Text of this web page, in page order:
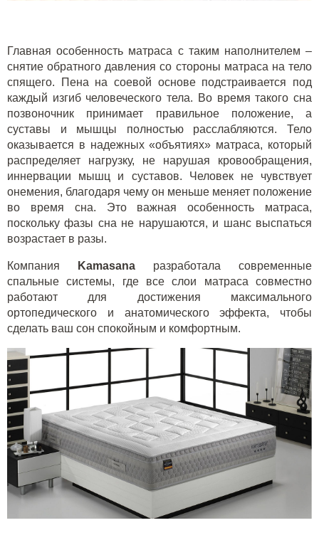
Главная особенность матраса с таким наполнителем –
снятие обратного давления со стороны матраса на тело
спящего. Пена на соевой основе подстраивается под
каждый изгиб человеческого тела. Во время такого сна
позвоночник принимает правильное положение, а
суставы и мышцы полностью расслабляются. Тело
оказывается в надежных «объятиях» матраса, который
распределяет нагрузку, не нарушая кровообращения,
иннервации мышц и суставов. Человек не чувствует
онемения, благодаря чему он меньше меняет положение
во время сна. Это важная особенность матраса,
поскольку фазы сна не нарушаются, и шанс выспаться
возрастает в разы.
Компания Kamasana
разработала современные
спальные системы, где все слои матраса совместно
работают для достижения максимального
ортопедического и анатомического эффекта, чтобы
сделать ваш сон спокойным и комфортным.